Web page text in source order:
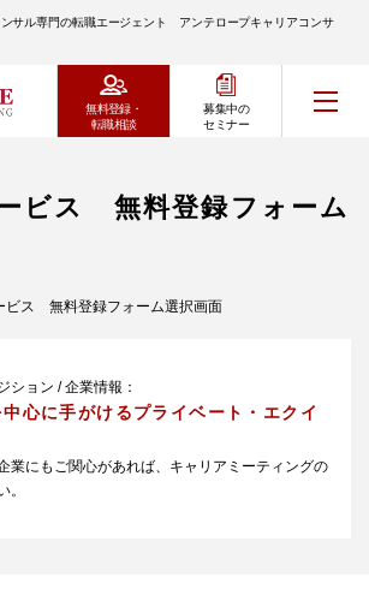
サル専門の転職エージェント アンテロープキャリアコンサ
無料登録・
転職相談
募集中の
セミナー
ビス 無料登録フォーム
ビス 無料登録フォーム選択画面
ション / 企業情報：
心に手がけるプライベート・エクイ
業にもご関心があれば、キャリアミーティングの
。